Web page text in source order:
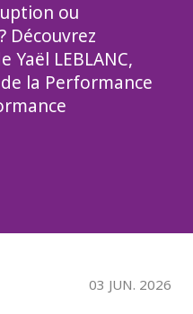
ou
Découvrez
LEBLANC,
la Performance
03 JUN. 2026